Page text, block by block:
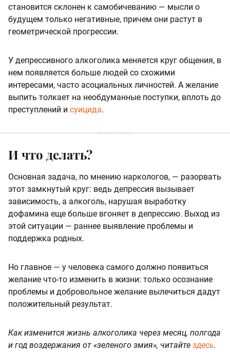
становится склонен к самобичеванию — мысли о
будущем только негативные, причем они растут в
геометрической прогрессии.
У депрессивного алкоголика меняется круг общения, в
нем появляется больше людей со схожими
интересами, часто асоциальных личностей. А желание
выпить толкает на необдуманные поступки, вплоть до
преступлений и суицида.
И что делать?
Основная задача, по мнению наркологов, — разорвать
этот замкнутый круг: ведь депрессия вызывает
зависимость, а алкоголь, нарушая выработку
дофамина еще больше вгоняет в депрессию. Выход из
этой ситуации — раннее выявление проблемы и
поддержка родных.
Но главное — у человека самого должно появиться
желание что-то изменить в жизни: только осознание
проблемы и добровольное желание вылечиться дадут
положительный результат.
Как изменится жизнь алкоголика через месяц, полгода
и год воздержания от «зеленого змия», читайте здесь.